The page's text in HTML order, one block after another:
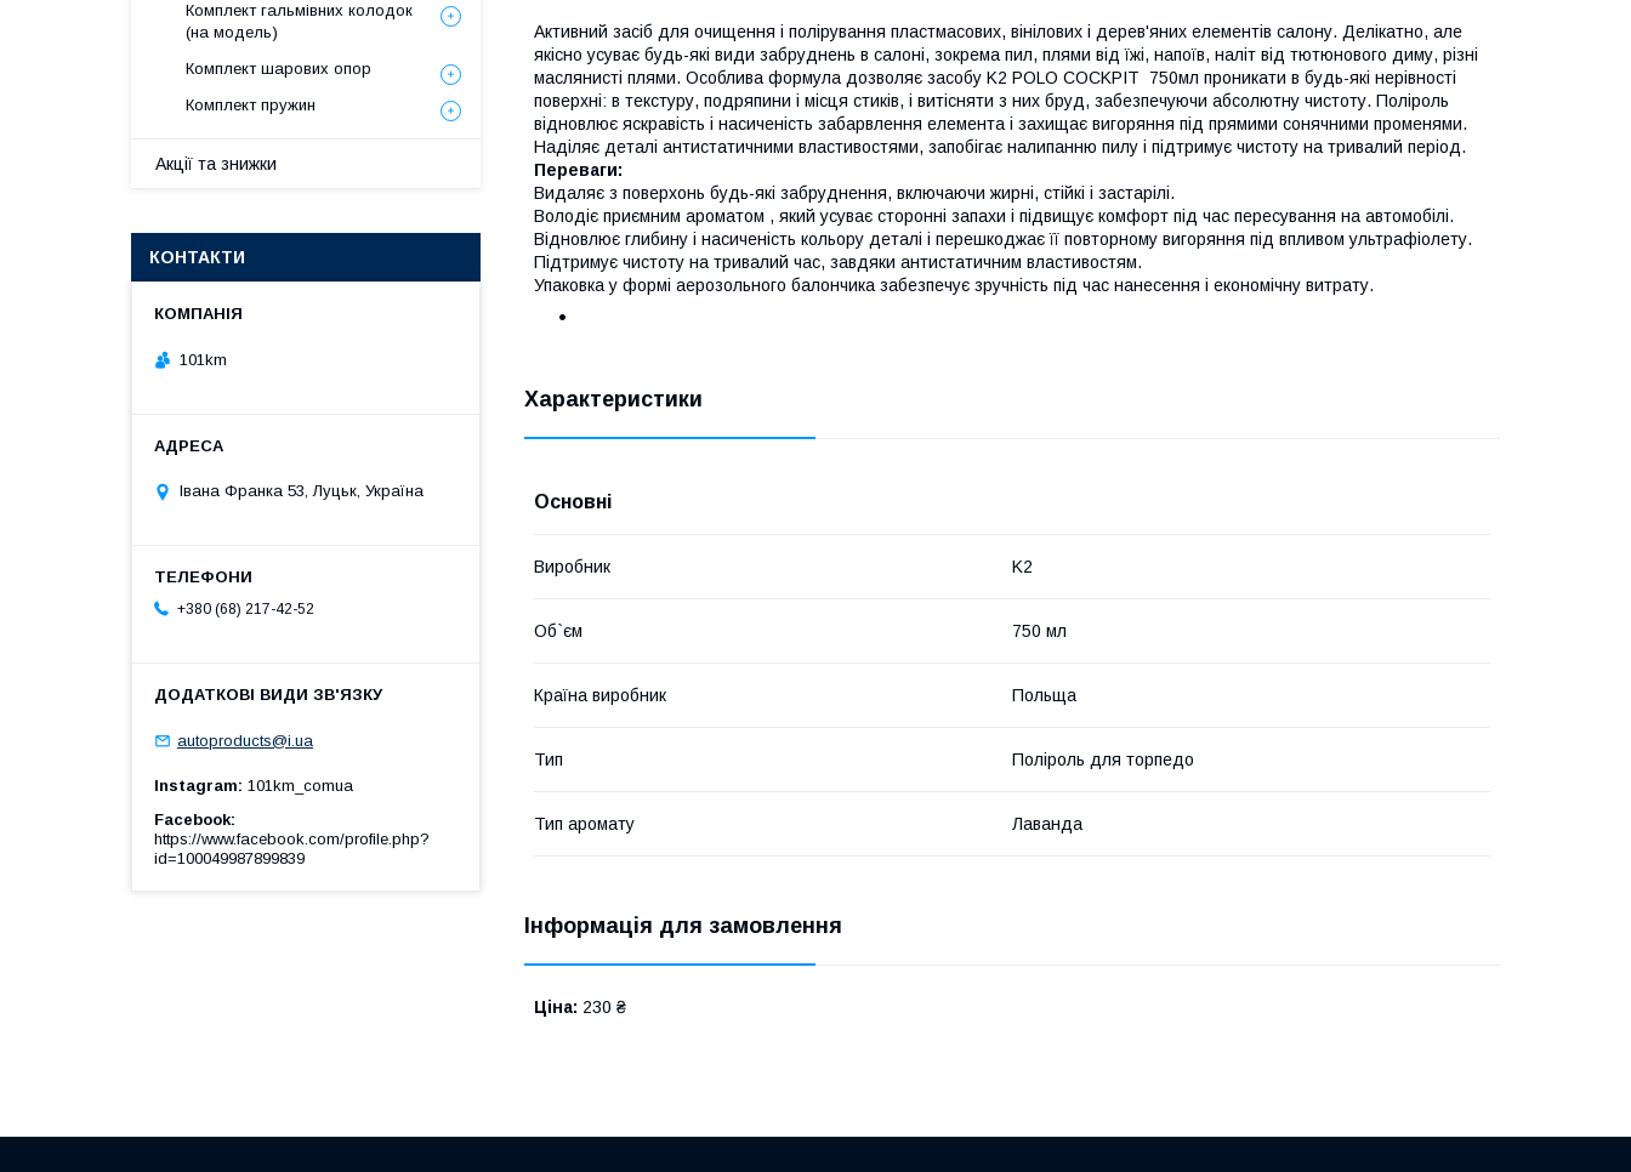
Активний засіб для очищення і полірування пластмасових, вінілових і дерев'яних елементів салону. Делікатно, але
якісно усуває будь-які види забруднень в салоні, зокрема пил, плями від їжі, напоїв, наліт від тютюнового диму, різні
маслянисті плями. Особлива формула дозволяє засобу K2 POLO COCKPIT 750мл проникати в будь-які нерівності
поверхні: в текстуру, подряпини і місця стиків, і витісняти з них бруд, забезпечуючи абсолютну чистоту. Поліроль
відновлює яскравість і насиченість забарвлення елемента і захищає вигоряння під прямими сонячними променями.
Наділяє деталі антистатичними властивостями, запобігає налипанню пилу і підтримує чистоту на тривалий період.
Переваги:
Видаляє з поверхонь будь-які забруднення, включаючи жирні, стійкі і застарілі.
Володіє приємним ароматом , який усуває сторонні запахи і підвищує комфорт під час пересування на автомобілі.
Відновлює глибину і насиченість кольору деталі і перешкоджає її повторному вигоряння під впливом ультрафіолету.
Підтримує чистоту на тривалий час, завдяки антистатичним властивостям.
Упаковка у формі аерозольного балончика забезпечує зручність під час нанесення і економічну витрату.
Характеристики
Основні
Виробник K2
Об`єм 750 мл
Країна виробник Польща
Тип Поліроль для торпедо
Тип аромату Лаванда
Інформація для замовлення
Ціна: 230 ₴
Комплект гальмівних колодок
(на модель)
Комплект шарових опор
Комплект пружин
Акції та знижки
КОНТАКТИ
101km
Івана Франка 53, Луцьк, Україна
+380 (68) 217-42-52
autoproducts@i.ua
Instagram 101km_comua
Facebook
https://www.facebook.com/profile.php?
id=100049987899839